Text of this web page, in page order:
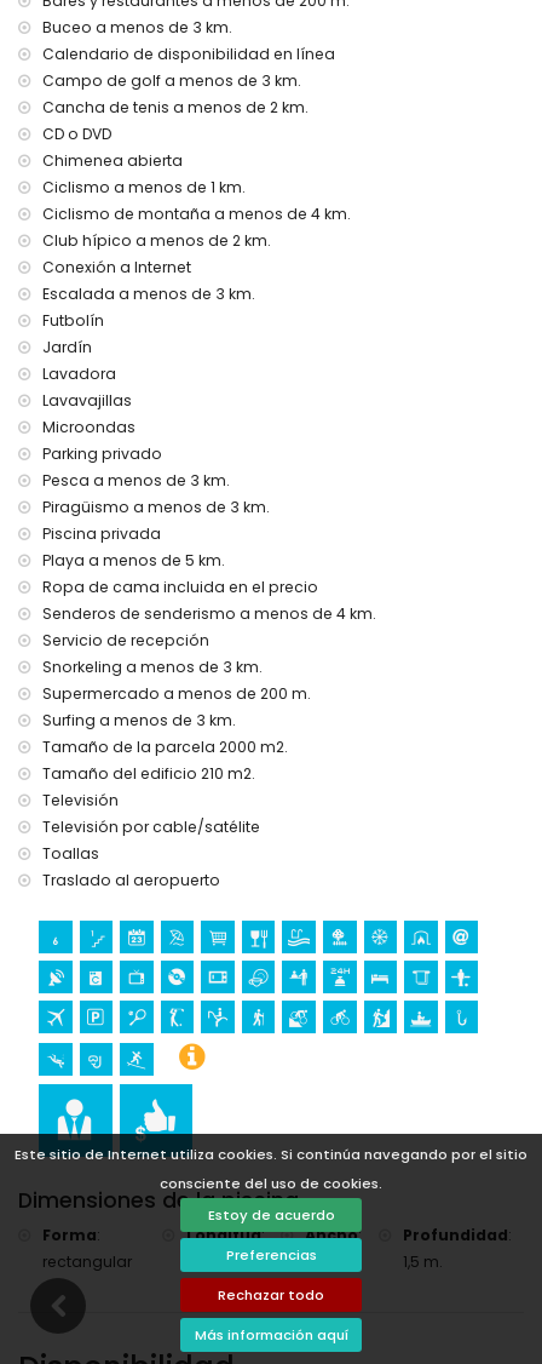
Este sitio de Internet utiliza cookies. Si continúa navegando por el sitio
consciente del uso de cookies.
Estoy de acuerdo
Preferencias
Rechazar todo
Más información aquí
Puerto más cercano: Puerto de Denia (a menos de 10
kilómetros de la casa)
Parque más cercano: Parque del Centro de Salud (a
menos de 200 metros de la casa)
Aeropuerto más cercano: Alicante (a menos de 100
kilómetros de la casa)
Segundo aeropuerto más cercano: Valencia (> 100
No se admiten mascotas
El alojamiento es muy adecuado para familias con niños
Instalaciones y servicios incluidos en el precio de alquiler
Internet (WiFi)
Plancha y tabla de planchar
Ropa de cama y toallas
Futbolín
Aire acondicionado
Instalaciones y servicios con cargo adicional
Servicio de aeropuerto
Cama extra y cuna para niños (bajo demanda)
Entretenimiento y actividades de ocio para sus vacaciones
en Denia, Costa Blanca
Cine, teatro, discoteca, bar y paseo marítimo (Denia) (a
menos de 5 kilómetros de la casa)
Lugares de interés y cultura en Denia, Costa Blanca
Castillo (Portal de la Vila, Denia), ruina (Molinos de Viento,
Denia), monumento (Denia Histórica), edificio
arquitectónico (Denia Histórica) y lugar histórico (Denia
Histórica) (a menos de 5 kilómetros del alojamiento)
Museo (Denia Histórica) e iglesia (Denia) (a menos de 10
kilómetros del alojamiento)
Deportes
Tenis, golf (La Sella Golf), equitación, senderismo, ciclismo
de montaña, escalada, piragüismo, pesca, buceo, snorkel
y surf (a menos de 5 kilómetros de la casa)
Buceo a menos de 3 km.
Calendario de disponibilidad en línea
Campo de golf a menos de 3 km.
Cancha de tenis a menos de 2 km.
CD o DVD
Chimenea abierta
Ciclismo a menos de 1 km.
Ciclismo de montaña a menos de 4 km.
Club hípico a menos de 2 km.
Conexión a Internet
Escalada a menos de 3 km.
Futbolín
Jardín
Lavadora
Lavavajillas
Microondas
Parking privado
Pesca a menos de 3 km.
Piragüismo a menos de 3 km.
Piscina privada
Playa a menos de 5 km.
Ropa de cama incluida en el precio
Senderos de senderismo a menos de 4 km.
Servicio de recepción
Snorkeling a menos de 3 km.
Supermercado a menos de 200 m.
Surfing a menos de 3 km.
Tamaño de la parcela 2000 m2.
Tamaño del edificio 210 m2.
Televisión
Televisión por cable/satélite
Toallas
Traslado al aeropuerto
Dimensiones de la piscina
Forma:
rectangular
Longitud:
Ancho:
5 m.
Profundidad:
1,5 m.